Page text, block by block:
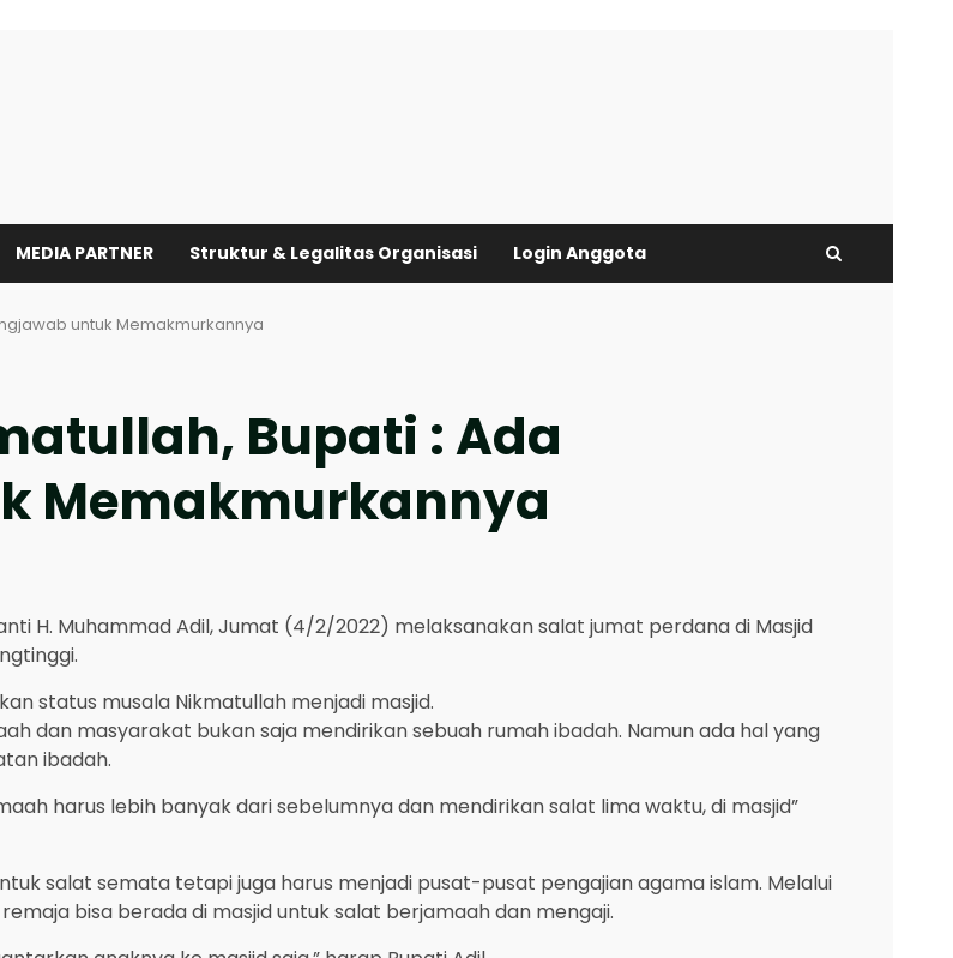
MEDIA PARTNER Struktur & Legalitas Organisasi Login Anggota
untuk Memakmurkannya
Bupati : Ada
Memakmurkannya
H. Muhammad Adil, Jumat (4/2/2022) melaksanakan salat jumat perdana di Masjid
status musala Nikmatullah menjadi masjid.
dan masyarakat bukan saja mendirikan sebuah rumah ibadah. Namun ada hal yang
ibadah.
harus lebih banyak dari sebelumnya dan mendirikan salat lima waktu, di masjid”
salat semata tetapi juga harus menjadi pusat-pusat pengajian agama islam. Melalui
bisa berada di masjid untuk salat berjamaah dan mengaji.